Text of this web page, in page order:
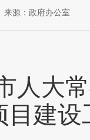
来源：政府办公室
人大
目建设